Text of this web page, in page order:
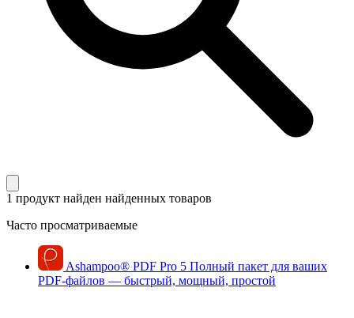
1 продукт найден найденных товаров
Часто просматриваемые
Ashampoo® PDF Pro 5 Полный пакет для ваших
PDF-файлов — быстрый, мощный, простой